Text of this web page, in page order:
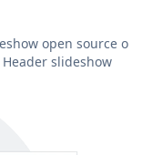
open source o
slideshow